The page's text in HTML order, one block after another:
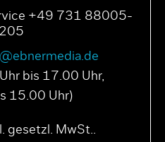
+49 731 88005-
bis 17.00 Uhr,
15.00 Uhr)
gesetzl. MwSt..